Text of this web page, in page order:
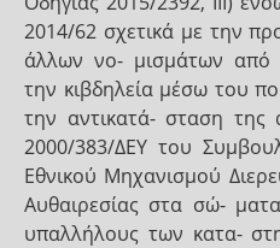
2014/62 σχετικά με την
άλλων νο- μισμάτων από
την κιβδηλεία μέσω του
την αντικατά- σταση της
2000/383/ΔΕΥ του
Εθνικού Μηχανισμού
Αυθαιρεσίας στα σώ-
υπαλλήλους των κατα-